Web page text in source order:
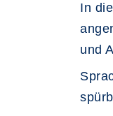
In
und